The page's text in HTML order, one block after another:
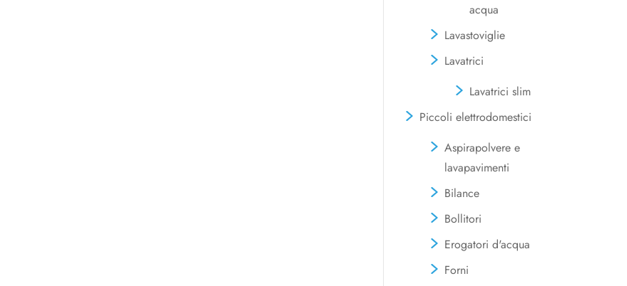
acqua
Lavastoviglie
Lavatrici
Lavatrici slim
Piccoli elettrodomestici
Aspirapolvere e
lavapavimenti
Bilance
Bollitori
Erogatori d'acqua
Forni